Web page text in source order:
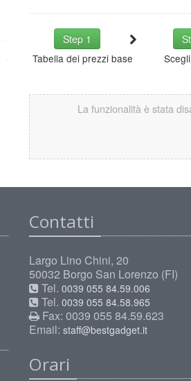
Step 1
Tabella dei prezzi base
La funzionalità è stata
Contatti
Largo Lino Chini, 20
50032 Borgo San Lorenzo (FI)
Tel. 0039 055 84.59.006
Tel. 0039 055 84.58.965
Fax: 0039 055 84.59.623
Email: staff@bestgadget.it
Orari